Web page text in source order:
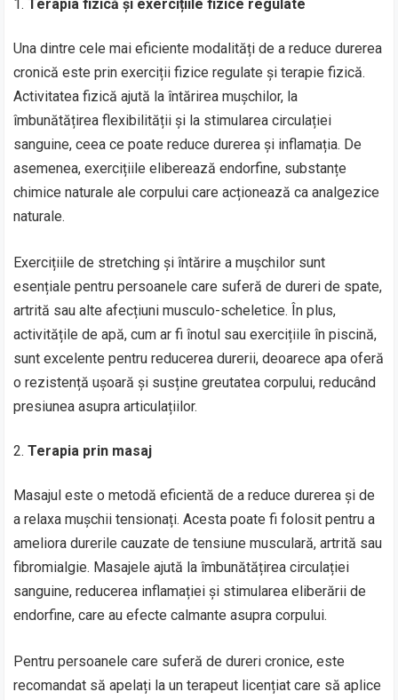
Terapia fizică și exercițiile fizice regulate
Una dintre cele mai eficiente modalități de a reduce durerea
cronică este prin exerciții fizice regulate și terapie fizică.
Activitatea fizică ajută la întărirea mușchilor, la
îmbunătățirea flexibilității și la stimularea circulației
sanguine, ceea ce poate reduce durerea și inflamația. De
asemenea, exercițiile eliberează endorfine, substanțe
chimice naturale ale corpului care acționează ca analgezice
naturale.
Exercițiile de stretching și întărire a mușchilor sunt
esențiale pentru persoanele care suferă de dureri de spate,
artrită sau alte afecțiuni musculo-scheletice. În plus,
activitățile de apă, cum ar fi înotul sau exercițiile în piscină,
sunt excelente pentru reducerea durerii, deoarece apa oferă
o rezistență ușoară și susține greutatea corpului, reducând
presiunea asupra articulațiilor.
Terapia prin masaj
Masajul este o metodă eficientă de a reduce durerea și de
a relaxa mușchii tensionați. Acesta poate fi folosit pentru a
ameliora durerile cauzate de tensiune musculară, artrită sau
fibromialgie. Masajele ajută la îmbunătățirea circulației
sanguine, reducerea inflamației și stimularea eliberării de
endorfine, care au efecte calmante asupra corpului.
Pentru persoanele care suferă de dureri cronice, este
recomandat să apelați la un terapeut licențiat care să aplice